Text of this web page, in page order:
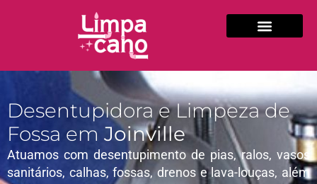
Desentupidora e Limpeza de
Fossa em Joinville
Atuamos com desentupimento de pias, ralos, vasos
sanitários, calhas, fossas, drenos e lava-louças, além